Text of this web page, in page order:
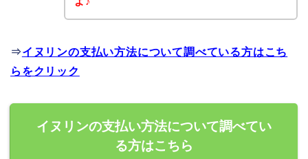
⇒イヌリンの支払い方法について調べている方はこち
らをクリック
イヌリンの支払い方法について調べてい
る方はこちら